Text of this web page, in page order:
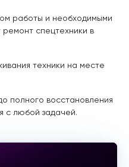
работы и необходимыми
спецтехники в
техники на месте
полного восстановления
с любой задачей.